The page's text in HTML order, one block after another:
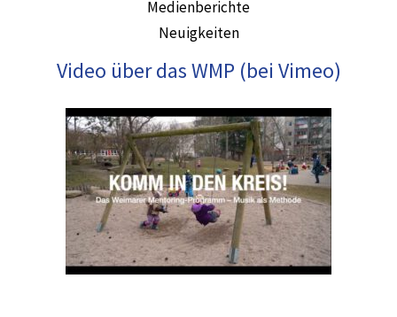
Medienberichte
Neuigkeiten
Video über das WMP (bei Vimeo)